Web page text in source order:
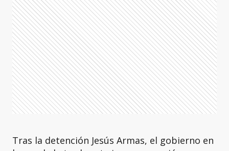
Tras la detención Jesús Armas, el gobierno en